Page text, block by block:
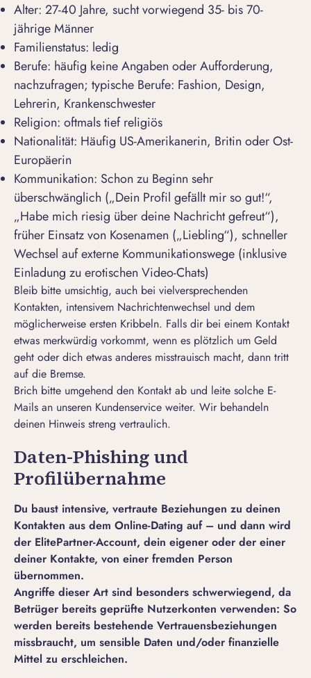
Alter: 27-40 Jahre, sucht vorwiegend 35- bis 70-
jährige Männer
Familienstatus: ledig
Berufe: häufig keine Angaben oder Aufforderung,
nachzufragen; typische Berufe: Fashion, Design,
Lehrerin, Krankenschwester
Religion: oftmals tief religiös
Nationalität: Häufig US-Amerikanerin, Britin oder Ost-
Europäerin
Kommunikation: Schon zu Beginn sehr
überschwänglich („Dein Profil gefällt mir so gut!“,
„Habe mich riesig über deine Nachricht gefreut“),
früher Einsatz von Kosenamen („Liebling“), schneller
Wechsel auf externe Kommunikationswege (inklusive
Einladung zu erotischen Video-Chats)
Bleib bitte umsichtig, auch bei vielversprechenden
Kontakten, intensivem Nachrichtenwechsel und dem
möglicherweise ersten Kribbeln. Falls dir bei einem Kontakt
etwas merkwürdig vorkommt, wenn es plötzlich um Geld
geht oder dich etwas anderes misstrauisch macht, dann tritt
auf die Bremse.
Brich bitte umgehend den Kontakt ab und leite solche E-
Mails an unseren Kundenservice weiter. Wir behandeln
deinen Hinweis streng vertraulich.
Daten-Phishing und
Profilübernahme
Du baust intensive, vertraute Beziehungen zu deinen
Kontakten aus dem Online-Dating auf – und dann wird
der ElitePartner-Account, dein eigener oder der einer
deiner Kontakte, von einer fremden Person
übernommen.
Angriffe dieser Art sind besonders schwerwiegend, da
Betrüger bereits geprüfte Nutzerkonten verwenden: So
werden bereits bestehende Vertrauensbeziehungen
missbraucht, um sensible Daten und/oder finanzielle
Mittel zu erschleichen.